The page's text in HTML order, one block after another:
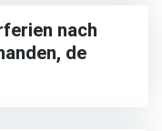
nach
de